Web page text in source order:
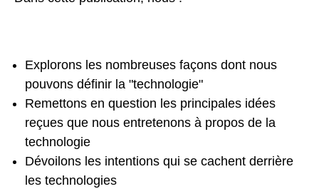
Explorons les nombreuses façons dont nous
pouvons définir la "technologie"
Remettons en question les principales idées
reçues que nous entretenons à propos de la
technologie
Dévoilons les intentions qui se cachent derrière
les technologies